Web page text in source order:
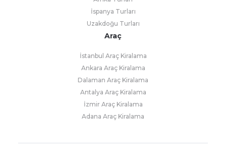
İspanya Turları
Uzakdoğu Turları
Araç
İstanbul Araç Kiralama
Ankara Araç Kiralama
Dalaman Araç Kiralama
Antalya Araç Kiralama
İzmir Araç Kiralama
Adana Araç Kiralama